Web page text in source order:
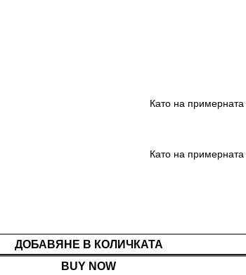
ДОБАВЯНЕ В КОЛИЧКАТА
BUY NOW